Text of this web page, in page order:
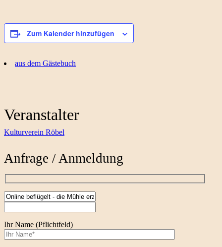
Zum Kalender hinzufügen
aus dem Gästebuch
Veranstalter
Kulturverein Röbel
Anfrage / Anmeldung
Ihr Name (Pflichtfeld)